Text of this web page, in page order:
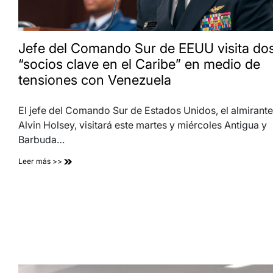
Jefe del Comando Sur de EEUU visita
“socios clave en el Caribe” en medio de
tensiones con Venezuela
El jefe del Comando Sur de Estados Unidos, el almirante
Alvin Holsey, visitará este martes y miércoles Antigua y
Barbuda…
Leer más >>